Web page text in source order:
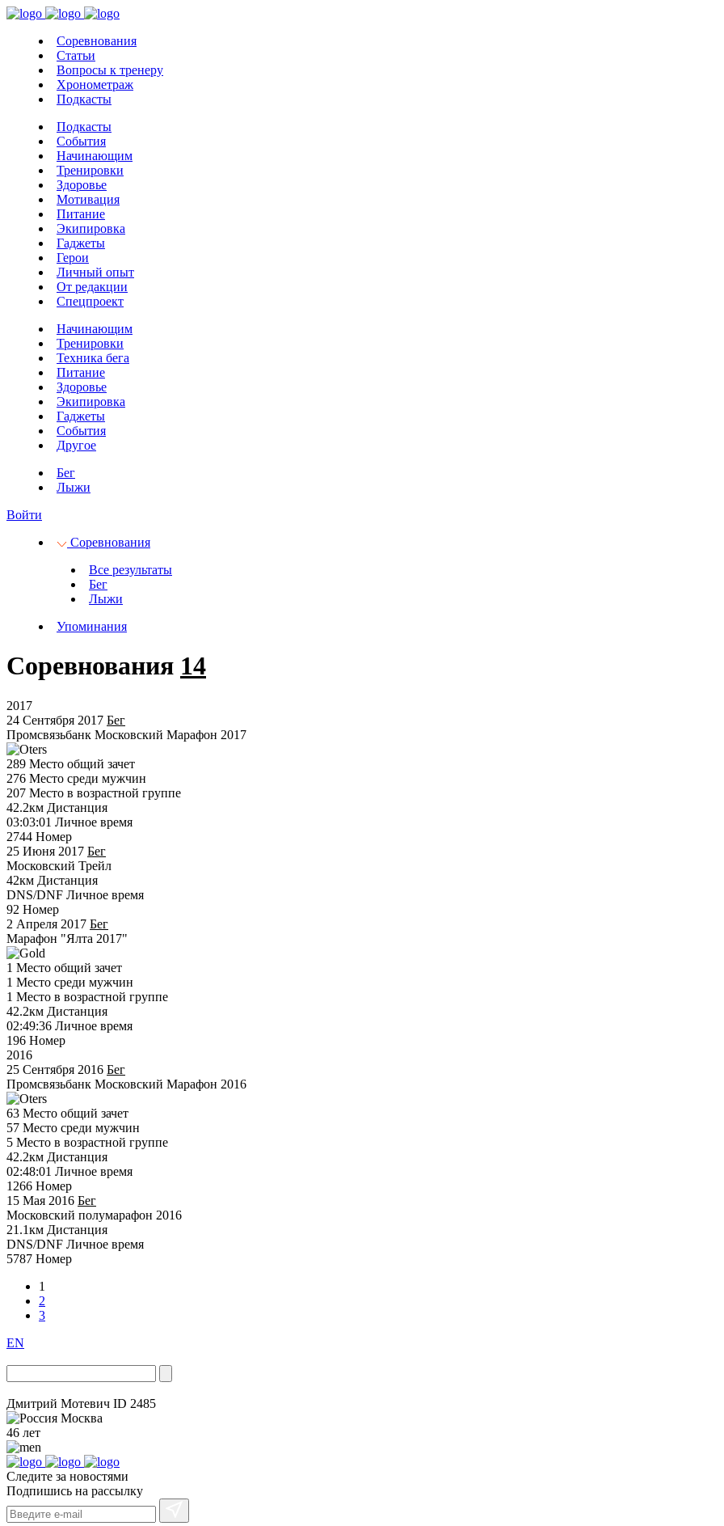
Соревнования
Статьи
Вопросы к тренеру
Хронометраж
Подкасты
Подкасты
События
Начинающим
Тренировки
Здоровье
Мотивация
Питание
Экипировка
Гаджеты
Герои
Личный опыт
От редакции
Спецпроект
Начинающим
Тренировки
Техника бега
Питание
Здоровье
Экипировка
Гаджеты
События
Другое
Бег
Лыжи
Войти
Соревнования
Все результаты
Бег
Лыжи
Упоминания
Соревнования 14
2017
24 Сентября 2017 Бег
Промсвязьбанк Московский Марафон 2017
289 Место общий зачет
276 Место среди мужчин
207 Место в возрастной группе
42.2км Дистанция
03:03:01 Личное время
2744 Номер
25 Июня 2017 Бег
Московский Трейл
42км Дистанция
DNS/DNF Личное время
92 Номер
2 Апреля 2017 Бег
Марафон "Ялта 2017"
1 Место общий зачет
1 Место среди мужчин
1 Место в возрастной группе
42.2км Дистанция
02:49:36 Личное время
196 Номер
2016
25 Сентября 2016 Бег
Промсвязьбанк Московский Марафон 2016
63 Место общий зачет
57 Место среди мужчин
5 Место в возрастной группе
42.2км Дистанция
02:48:01 Личное время
1266 Номер
15 Мая 2016 Бег
Московский полумарафон 2016
21.1км Дистанция
DNS/DNF Личное время
5787 Номер
1
2
3
EN
Дмитрий Мотевич ID 2485
Москва
46 лет
Следите за новостями
Подпишись на рассылку